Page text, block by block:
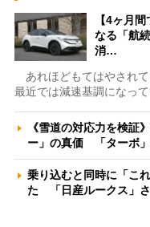
【4ヶ月
なる「航
消…
あれほどもてはやされて
最近では減速基調になっ
《雪道の対応力を検証
ー」の真価 「ターボ
乗り込むと同時に「こ
た 「日産ルークス」